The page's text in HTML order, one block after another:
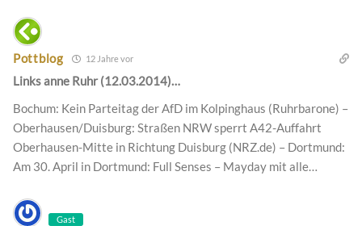
Pottblog 12 Jahre vor
Links anne Ruhr (12.03.2014)…
Bochum: Kein Parteitag der AfD im Kolpinghaus (Ruhrbarone) –
Oberhausen/Duisburg: Straßen NRW sperrt A42-Auffahrt
Oberhausen-Mitte in Richtung Duisburg (NRZ.de) – Dortmund:
Am 30. April in Dortmund: Full Senses – Mayday mit alle…
Gast